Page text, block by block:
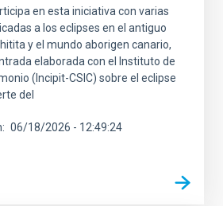
en esta iniciativa con varias
a los eclipses en el antiguo
y el mundo aborigen canario,
elaborada con el Instituto de
(Incipit-CSIC) sobre el eclipse
del
06/18/2026 - 12:49:24